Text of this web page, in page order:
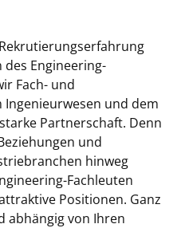
Engineering-
Fach- und
und dem
Partnerschaft. Denn
und
hinweg
Fachleuten
Positionen. Ganz
abhängig von Ihren